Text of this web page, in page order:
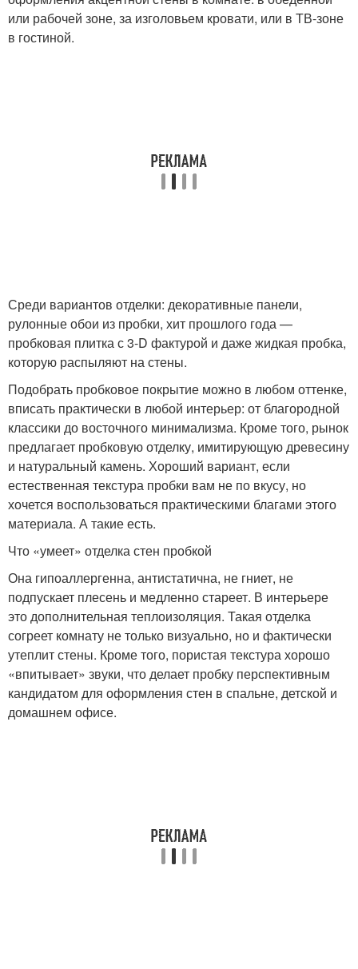
или рабочей зоне, за изголовьем кровати, или в ТВ-зоне
в гостиной.
Среди вариантов отделки: декоративные панели,
рулонные обои из пробки, хит прошлого года —
пробковая плитка с 3-D фактурой и даже жидкая пробка,
которую распыляют на стены.
Подобрать пробковое покрытие можно в любом оттенке,
вписать практически в любой интерьер: от благородной
классики до восточного минимализма. Кроме того, рынок
предлагает пробковую отделку, имитирующую древесину
и натуральный камень. Хороший вариант, если
естественная текстура пробки вам не по вкусу, но
хочется воспользоваться практическими благами этого
материала. А такие есть.
Что «умеет» отделка стен пробкой
Она гипоаллергенна, антистатична, не гниет, не
подпускает плесень и медленно стареет. В интерьере
это дополнительная теплоизоляция. Такая отделка
согреет комнату не только визуально, но и фактически
утеплит стены. Кроме того, пористая текстура хорошо
«впитывает» звуки, что делает пробку перспективным
кандидатом для оформления стен в спальне, детской и
домашнем офисе.